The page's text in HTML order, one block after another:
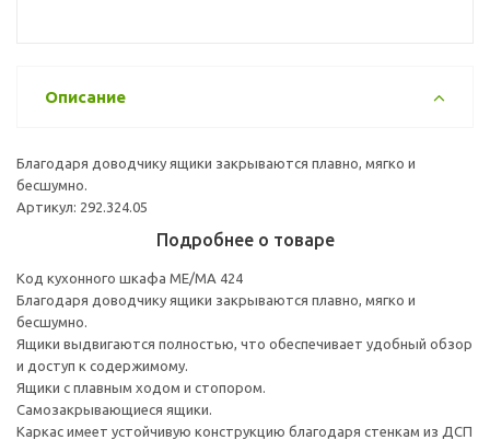
Описание
Благодаря доводчику ящики закрываются плавно, мягко и
бесшумно.
Артикул: 292.324.05
Подробнее о товаре
Код кухонного шкафа ME/MA 424
Благодаря доводчику ящики закрываются плавно, мягко и
бесшумно.
Ящики выдвигаются полностью, что обеспечивает удобный обзор
и доступ к содержимому.
Ящики с плавным ходом и стопором.
Самозакрывающиеся ящики.
Каркас имеет устойчивую конструкцию благодаря стенкам из ДСП